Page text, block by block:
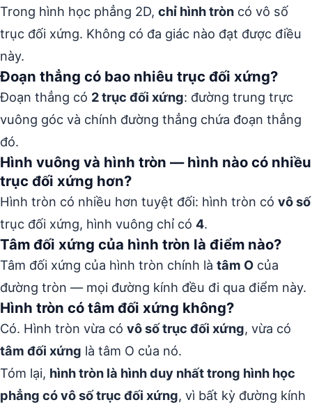
Trong hình học phẳng 2D, chỉ hình tròn có vô số
trục đối xứng. Không có đa giác nào đạt được điều
này.
Đoạn thẳng có bao nhiêu trục đối xứng?
Đoạn thẳng có 2 trục đối xứng: đường trung trực
vuông góc và chính đường thẳng chứa đoạn thẳng
đó.
Hình vuông và hình tròn — hình nào có nhiều
trục đối xứng hơn?
Hình tròn có nhiều hơn tuyệt đối: hình tròn có vô số
trục đối xứng, hình vuông chỉ có 4.
Tâm đối xứng của hình tròn là điểm nào?
Tâm đối xứng của hình tròn chính là tâm O của
đường tròn — mọi đường kính đều đi qua điểm này.
Hình tròn có tâm đối xứng không?
Có. Hình tròn vừa có vô số trục đối xứng, vừa có
tâm đối xứng là tâm O của nó.
Tóm lại, hình tròn là hình duy nhất trong hình học
phẳng có vô số trục đối xứng, vì bất kỳ đường kính